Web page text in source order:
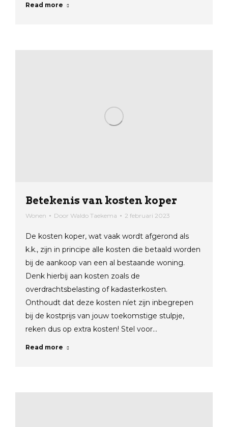
Read more
Betekenis van kosten koper
Wonen Door Waldo Taekema 2 februari 2023
De kosten koper, wat vaak wordt afgerond als
k.k., zijn in principe alle kosten die betaald worden
bij de aankoop van een al bestaande woning.
Denk hierbij aan kosten zoals de
overdrachtsbelasting of kadasterkosten.
Onthoudt dat deze kosten níet zijn inbegrepen
bij de kostprijs van jouw toekomstige stulpje,
reken dus op extra kosten! Stel voor…
Read more